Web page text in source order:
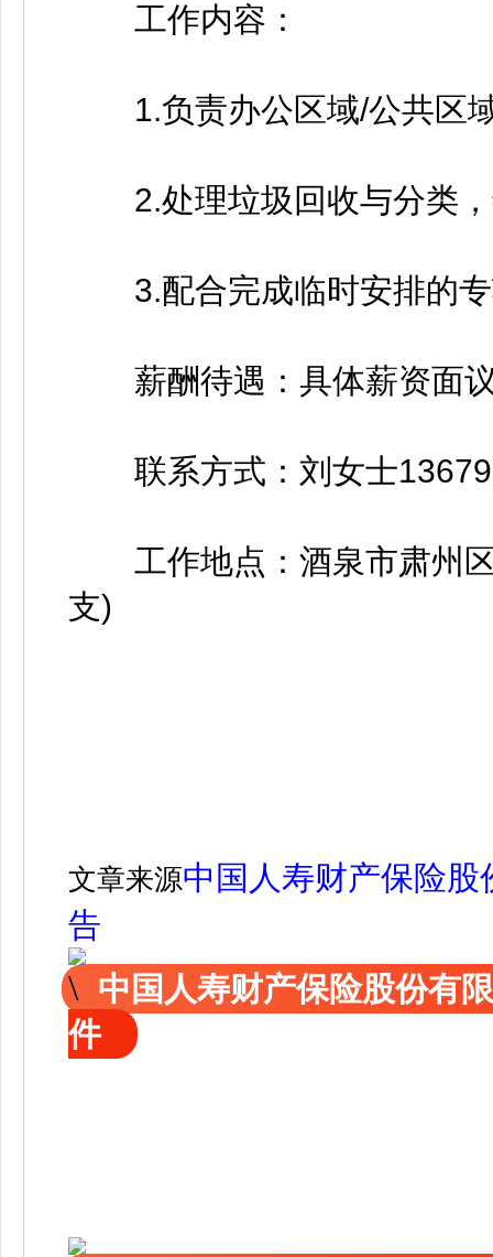
工作内容：
1.负责办公区域/公共区域
2.处理垃圾回收与分类，
3.配合完成临时安排的专
薪酬待遇：具体薪资面
联系方式：刘女士
工作地点：酒泉市肃州区
支)
文章来源中国人寿财产保险
告
中国人寿财产保险股份有
件